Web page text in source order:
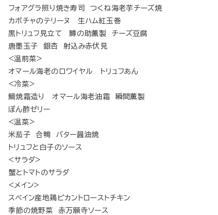
フォアグラ照り焼き寿司 つくね海老芋チーズ焼
カボチャのテリーヌ 生ハム紅玉巻
黒トリュフ見立て 鱒の助薫製 チーズ豆腐
唐墨玉子 銀杏 射込み赤伏見
<温前菜>
オマール海老のロワイヤル トリュフあん
<冷菜>
鯛焼霜造り オマール海老油霜 瞬間薫製
ぽん酢ゼリー
<温菜>
米茄子 合鴨 バター醤油焼
トリュフと白子のソース
<サラダ>
蟹とトマトのサラダ
<メイン>
スペイン産地鶏ピカントローストチキン
季節の焼野菜 赤万願寺ソース